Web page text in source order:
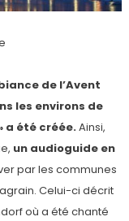
de l’Avent
les environs de
a été créée.Ainsi,
un audioguide en
par les communes
Celui-ci décrit
où a été chanté